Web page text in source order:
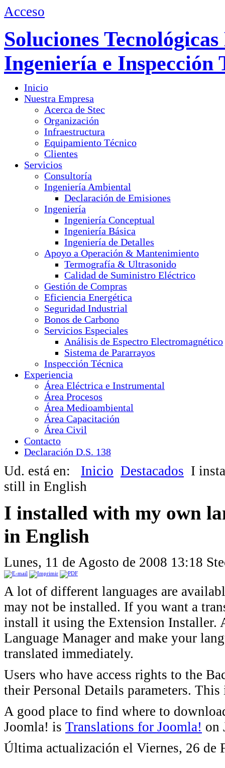
Acceso
Soluciones
Ingeniería e Inspección
Inicio
Nuestra Empresa
Acerca de Stec
Organización
Infraestructura
Equipamiento Técnico
Clientes
Servicios
Consultoría
Ingeniería Ambiental
Declaración de Emisiones
Ingeniería
Ingeniería Conceptual
Ingeniería Básica
Ingeniería de Detalles
Apoyo a Operación & Mantenimiento
Termografía & Ultrasonido
Calidad de Suministro Eléctrico
Gestión de Compras
Eficiencia Energética
Seguridad Industrial
Bonos de Carbono
Servicios Especiales
Análisis de Espectro Electromagnético
Sistema de Pararrayos
Inspección Técnica
Experiencia
Área Eléctrica e Instrumental
Área Procesos
Área Medioambiental
Área Capacitación
Área Civil
Contacto
Declaración D.S. 138
Ud. está en: Inicio Destacados I
still in English
I installed with my own
in English
Lunes, 11 de Agosto de 2008 13:18
A lot of different languages are
may not be installed. If you want a
install it using the Extension Installer.
Language Manager and make your
translated immediately.
Users who have access rights to the
their Personal Details parameters.
A good place to find where to
Joomla! is Translations for Joomla! on
Última actualización el Viernes, 26 de